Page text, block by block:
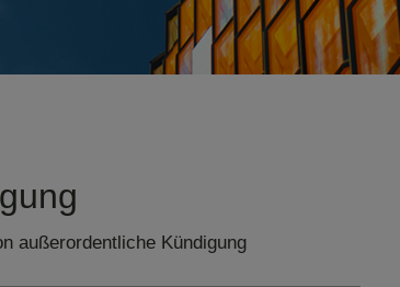
außerordentliche Kündigung